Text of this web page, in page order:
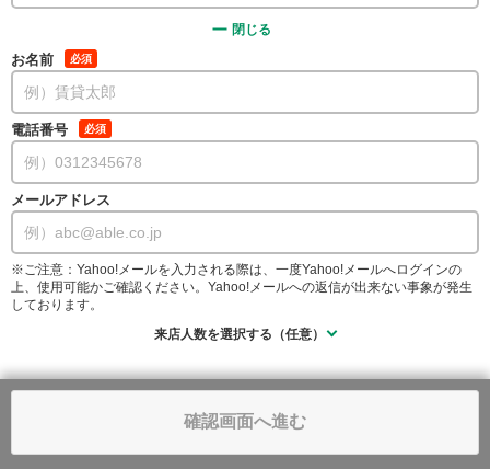
閉じる
お名前 必須
電話番号 必須
メールアドレス
※ご注意：Yahoo!メールを入力される際は、一度Yahoo!メールへログインの
上、使用可能かご確認ください。Yahoo!メールへの返信が出来ない事象が発生
しております。
来店人数を選択する（任意）
確認画面へ進む